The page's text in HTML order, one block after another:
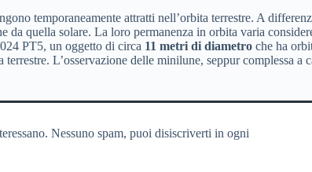
temporaneamente attratti nell’orbita terrestre. A
quella solare. La loro permanenza in orbita varia
PT5, un oggetto di circa 11 metri di diametro che ha
L’osservazione delle minilune, seppur complessa
Nessuno spam, puoi disiscriverti in ogni